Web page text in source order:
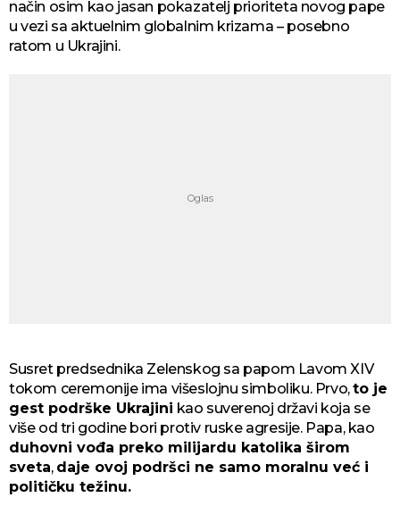
način osim kao jasan pokazatelj prioriteta novog pape
u vezi sa aktuelnim globalnim krizama – posebno
ratom u Ukrajini.
Susret predsednika Zelenskog sa papom Lavom XIV
tokom ceremonije ima višeslojnu simboliku. Prvo,to je
gest podrške Ukrajini kao suverenoj državi koja se
više od tri godine bori protiv ruske agresije. Papa, kao
duhovni vođa preko milijardu katolika širom
sveta, daje ovoj podršci ne samo moralnu već i
političku težinu.